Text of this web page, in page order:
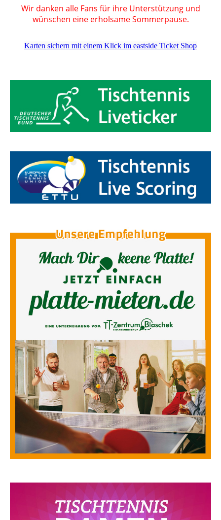
Wir danken alle Fans für ihre Unterstützung und
wünschen eine erholsame Sommerpause.
Karten sichern mit einem Klick im eastside Ticket Shop